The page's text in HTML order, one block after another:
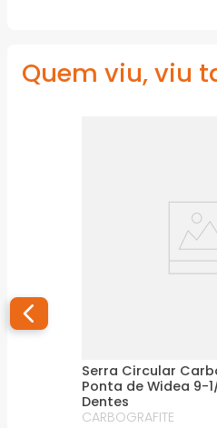
Quem viu, viu
Serra Circular
Ponta de Widea 9-
Dentes
CARBOGRAFITE